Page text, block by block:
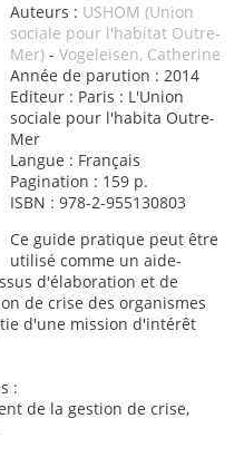
Auteurs : USHOM (Union
sociale pour l'habitat Outre-
Mer) - Vogeleisen, Catherine
Année de parution : 2014
Editeur : Paris : L'Union
sociale pour l'habita Outre-
Mer
Langue : Français
Pagination : 159 p.
ISBN : 978-2-955130803
Ce guide pratique peut être
utilisé comme un aide-
d'élaboration et de
de crise des organismes
d'une mission d'intérêt
:
de la gestion de crise,